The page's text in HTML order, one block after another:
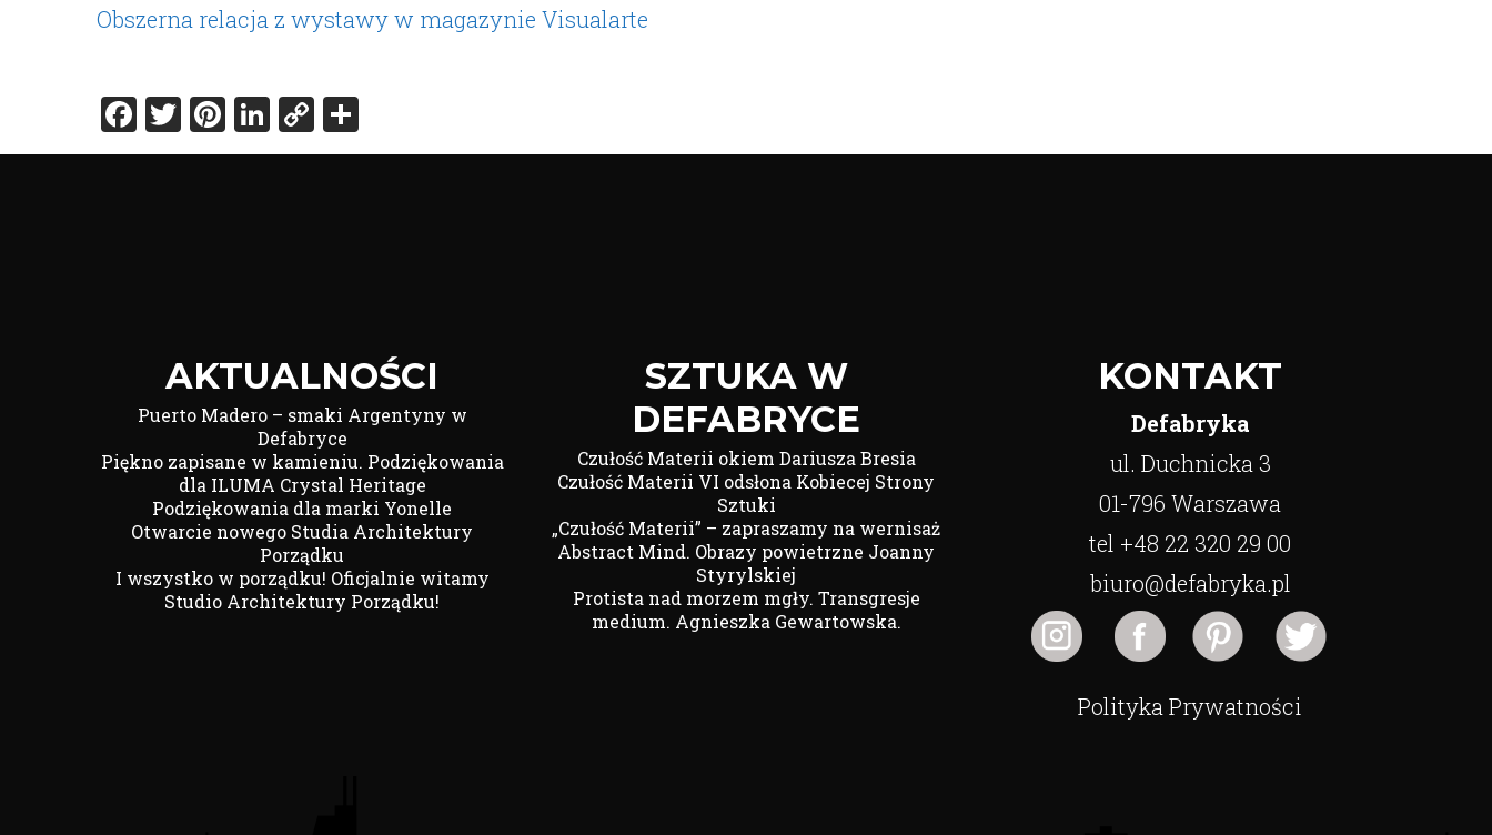
Obszerna relacja z wystawy w magazynie Visualarte
Facebook
Twitter
Pinterest
LinkedIn
Copy
Link
AKTUALNOŚCI
Puerto Madero – smaki Argentyny w
Defabryce
Piękno zapisane w kamieniu. Podziękowania
dla ILUMA Crystal Heritage
Podziękowania dla marki Yonelle
Otwarcie nowego Studia Architektury
Porządku
I wszystko w porządku! Oficjalnie witamy
Studio Architektury Porządku!
SZTUKA W
DEFABRYCE
Czułość Materii okiem Dariusza Bresia
Czułość Materii VI odsłona Kobiecej Strony
Sztuki
„Czułość Materii” – zapraszamy na wernisaż
Abstract Mind. Obrazy powietrzne Joanny
Styrylskiej
Protista nad morzem mgły. Transgresje
medium. Agnieszka Gewartowska.
KONTAKT
Defabryka
ul. Duchnicka 3
01-796 Warszawa
tel +48 22 320 29 00
biuro@defabryka.pl
Polityka Prywatności